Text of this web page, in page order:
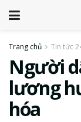
Trang chủ Tin tức
Người
lương
hóa